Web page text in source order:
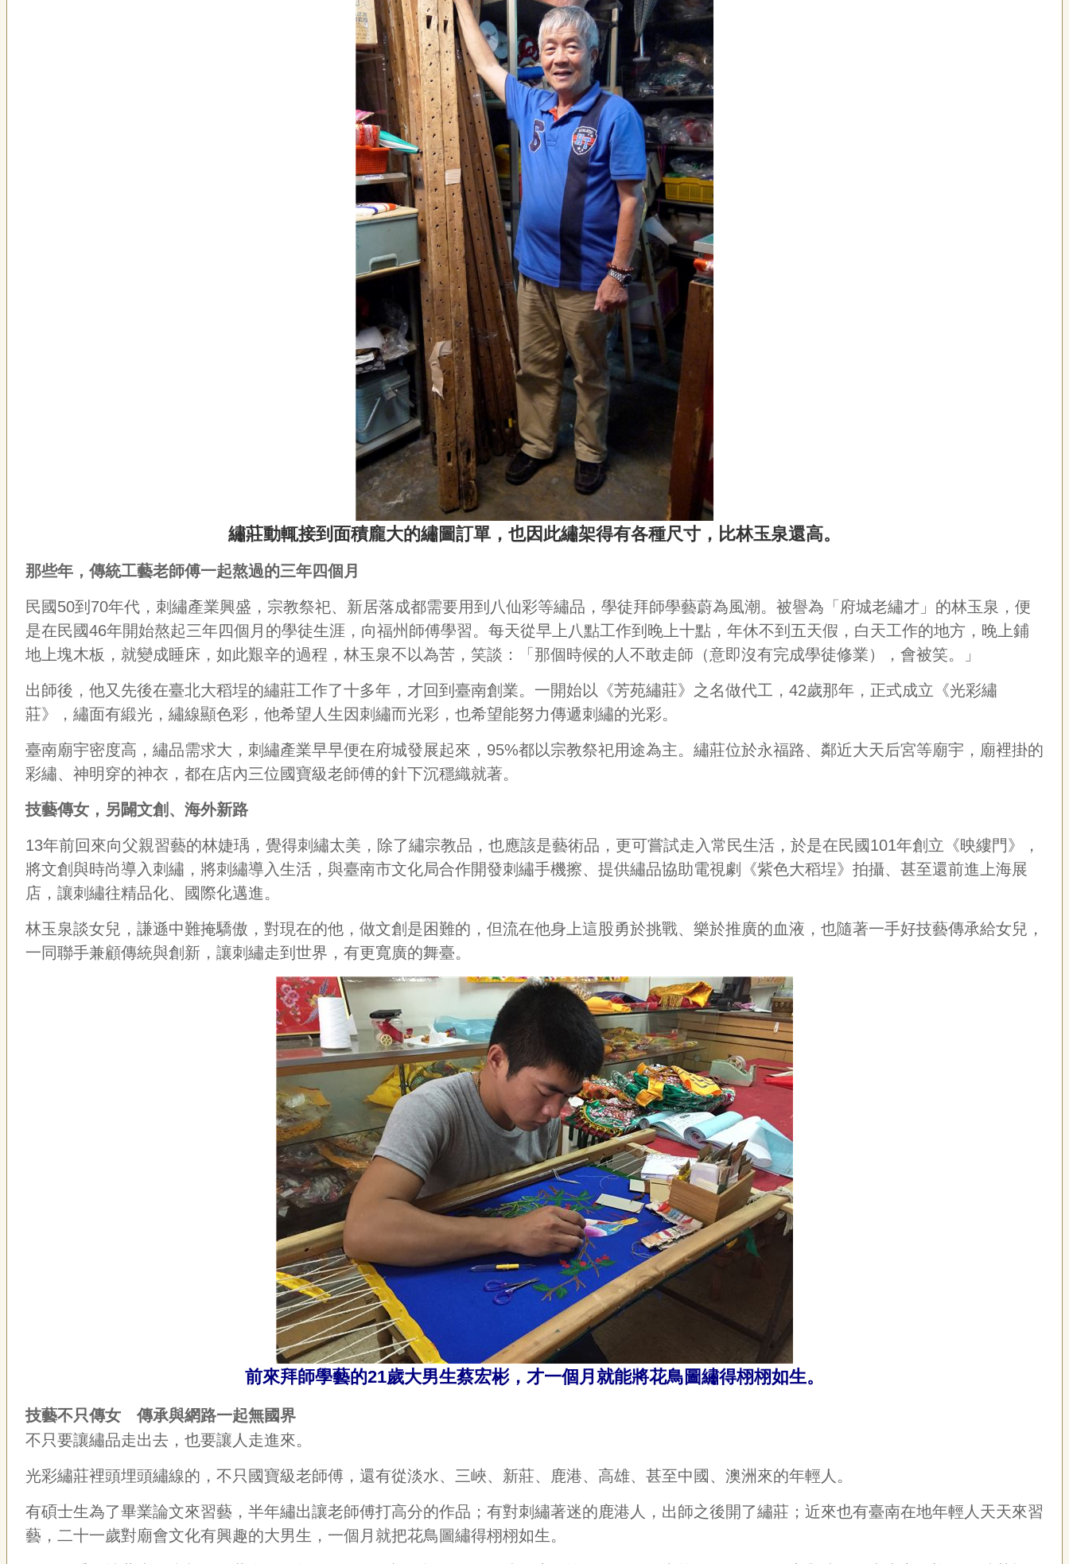
繡莊動輒接到面積龐大的繡圖訂單，也因此繡架得有各種尺寸，比林玉泉還高。
那些年，傳統工藝老師傅一起熬過的三年四個月
民國50到 70年代，刺繡產業興盛，宗教祭祀、新居落成都需要用到八仙彩等繡品，學徒拜師學藝蔚為風潮。被譽為「府城老繡才」的林玉泉，便
是在民國46年開始熬起三年四個月的學徒生涯，向福州師傅學習。每天從早上八點工作到晚上十點，年休不到五天假，白天工作的地方，晚上鋪
地上塊木板，就變成睡床，如此艱辛的過程，林玉泉不以為苦，笑談：「那個時候的人不敢走師（意即沒有完成學徒修業），會被笑。」
出師後，他又先後在臺北大稻埕的繡莊工作了十多年，才回到臺南創業。一開始以《芳苑繡莊》之名做代工， 42歲那年，正式成立《光彩繡
莊》，繡面有緞光，繡線顯色彩，他希望人生因刺繡而光彩，也希望能努力傳遞刺繡的光彩。
臺南廟宇密度高，繡品需求大，刺繡產業早早便在府城發展起來， 95%都以宗教祭祀用途為主。繡莊位於永福路、鄰近大天后宮等廟宇，廟裡掛的
彩繡、神明穿的神衣，都在店內三位國寶級老師傅的針下沉穩織就著。
技藝傳女，另闢文創、海外新路
13年前回來向父親習藝的林婕瑀，覺得刺繡太美，除了繡宗教品，也應該是藝術品，更可嘗試走入常民生活，於是在民國101年創立《映縷門》，
將文創與時尚導入刺繡，將刺繡導入生活，與臺南市文化局合作開發刺繡手機擦、提供繡品協助電視劇《紫色大稻埕》拍攝、甚至還前進上海展
店，讓刺繡往精品化、國際化邁進。
林玉泉談女兒，謙遜中難掩驕傲，對現在的他，做文創是困難的，但流在他身上這股勇於挑戰、樂於推廣的血液，也隨著一手好技藝傳承給女兒，
一同聯手兼顧傳統與創新，讓刺繡走到世界，有更寬廣的舞臺。
前來拜師學藝的21歲大男生蔡宏彬，才一個月就能將花鳥圖繡得栩栩如生。
技藝不只傳女 傳承與網路一起無國界
不只要讓繡品走出去，也要讓人走進來。
光彩繡莊裡頭埋頭繡線的，不只國寶級老師傅，還有從淡水、三峽、新莊、鹿港、高雄、甚至中國、澳洲來的年輕人。
有碩士生為了畢業論文來習藝，半年繡出讓老師傅打高分的作品；有對刺繡著迷的鹿港人，出師之後開了繡莊；近來也有臺南在地年輕人天天來習
藝，二十一歲對廟會文化有興趣的大男生，一個月就把花鳥圖繡得栩栩如生。